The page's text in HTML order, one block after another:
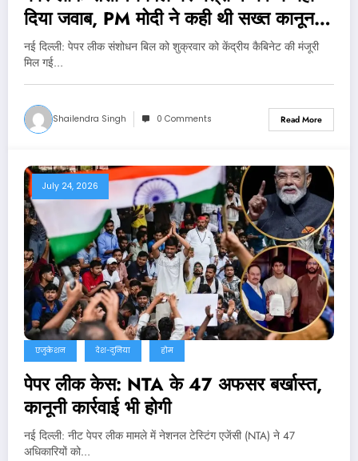
दिया जवाब, PM मोदी ने कही थी सख्त कानून
लाने की बात
नई दिल्‍ली: पेपर लीक संशोधन बिल को शुक्रवार को केंद्रीय कैबिनेट की मंजूरी
मिल गई…
Shailendra Singh 0 Comments Read More
July 24, 2026
एजुकेशन देश-दुनिया होम
पेपर लीक केस: NTA के 47 अफसर बर्खास्त,
कानूनी कार्रवाई भी होगी
नई दिल्‍ली: नीट पेपर लीक मामले में नेशनल टेस्टिंग एजेंसी (NTA) ने 47
अधिकारियों को…